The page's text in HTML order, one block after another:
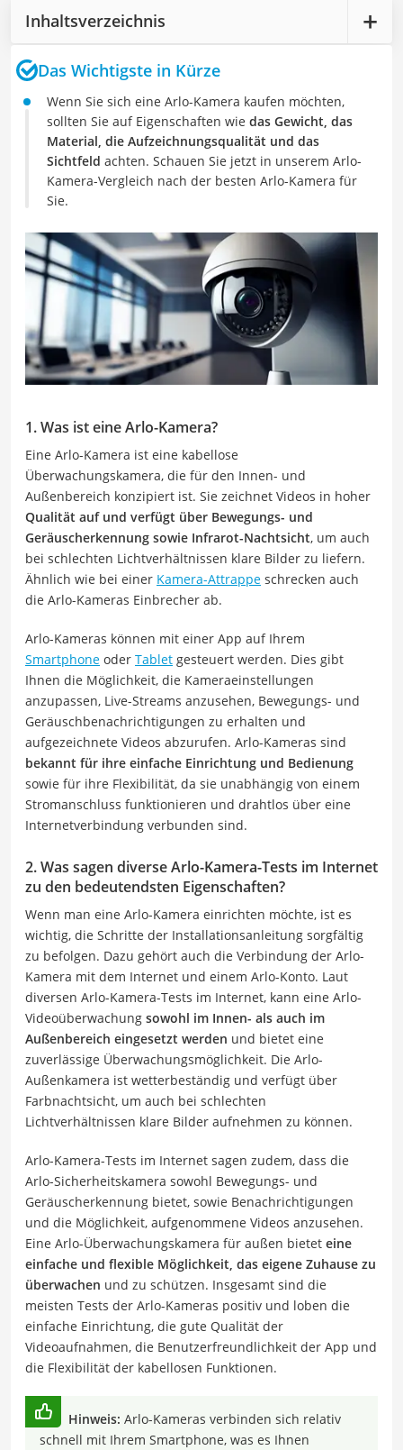
Inhaltsverzeichnis
Das Wichtigste in Kürze
Wenn Sie sich eine Arlo-Kamera kaufen möchten,
sollten Sie auf Eigenschaften wie das Gewicht, das
Material, die Aufzeichnungsqualität und das
Sichtfeld achten. Schauen Sie jetzt in unserem Arlo-
Kamera-Vergleich nach der besten Arlo-Kamera für
Sie.
1. Was ist eine Arlo-Kamera?
Eine Arlo-Kamera ist eine kabellose
Überwachungskamera, die für den Innen- und
Außenbereich konzipiert ist. Sie zeichnet Videos in hoher
Qualität auf und verfügt über Bewegungs- und
Geräuscherkennung sowie Infrarot-Nachtsicht, um auch
bei schlechten Lichtverhältnissen klare Bilder zu liefern.
Ähnlich wie bei einer Kamera-Attrappe schrecken auch
die Arlo-Kameras Einbrecher ab.
Arlo-Kameras können mit einer App auf Ihrem
Smartphone oder Tablet gesteuert werden. Dies gibt
Ihnen die Möglichkeit, die Kameraeinstellungen
anzupassen, Live-Streams anzusehen, Bewegungs- und
Geräuschbenachrichtigungen zu erhalten und
aufgezeichnete Videos abzurufen. Arlo-Kameras sind
bekannt für ihre einfache Einrichtung und Bedienung
sowie für ihre Flexibilität, da sie unabhängig von einem
Stromanschluss funktionieren und drahtlos über eine
Internetverbindung verbunden sind.
2. Was sagen diverse Arlo-Kamera-Tests im Internet
zu den bedeutendsten Eigenschaften?
Wenn man eine Arlo-Kamera einrichten möchte, ist es
wichtig, die Schritte der Installationsanleitung sorgfältig
zu befolgen. Dazu gehört auch die Verbindung der Arlo-
Kamera mit dem Internet und einem Arlo-Konto. Laut
diversen Arlo-Kamera-Tests im Internet, kann eine Arlo-
Videoüberwachung sowohl im Innen- als auch im
Außenbereich eingesetzt werden und bietet eine
zuverlässige Überwachungsmöglichkeit. Die Arlo-
Außenkamera ist wetterbeständig und verfügt über
Farbnachtsicht, um auch bei schlechten
Lichtverhältnissen klare Bilder aufnehmen zu können.
Arlo-Kamera-Tests im Internet sagen zudem, dass die
Arlo-Sicherheitskamera sowohl Bewegungs- und
Geräuscherkennung bietet, sowie Benachrichtigungen
und die Möglichkeit, aufgenommene Videos anzusehen.
Eine Arlo-Überwachungskamera für außen bietet eine
einfache und flexible Möglichkeit, das eigene Zuhause zu
überwachen und zu schützen. Insgesamt sind die
meisten Tests der Arlo-Kameras positiv und loben die
einfache Einrichtung, die gute Qualität der
Videoaufnahmen, die Benutzerfreundlichkeit der App und
die Flexibilität der kabellosen Funktionen.
Hinweis: Arlo-Kameras verbinden sich relativ
schnell mit Ihrem Smartphone, was es Ihnen